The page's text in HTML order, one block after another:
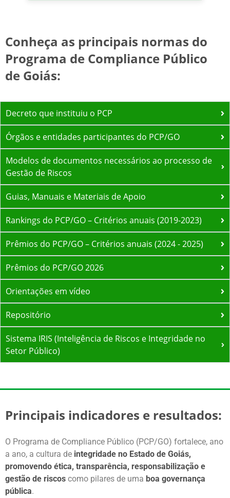
Ranking do PCP/GO (Portaria nº
93/2019)
Gestão de Riscos:
Ética:
Código de Ética
(Decreto nº 9.423/19)
consulta
pública
capacitação de servidores
Responsabilização:
Decreto
nº 9.572/2019
Transparência:
Prêmio
Goiás + Transparente
Sistema de Avaliação do Índice de
Transparência (SISLAI)
Ouvidoria:
Sistema de Gestão de Ouvidoria
Eletrônica - SGOe
56 mil cidadãos atendidos
Conheça as principais normas do
Programa de Compliance Público
de Goiás:
Decreto que instituiu o PCP
Órgãos e entidades participantes do PCP/GO
Modelos de documentos necessários ao processo de
Gestão de Riscos
Guias, Manuais e Materiais de Apoio
Rankings do PCP/GO – Critérios anuais (2019-2023)
Prêmios do PCP/GO – Critérios anuais (2024 - 2025)
Prêmios do PCP/GO 2026
Orientações em vídeo
Repositório
Sistema IRIS (Inteligência de Riscos e Integridade no
Setor Público)
Principais indicadores e resultados:
O Programa de Compliance Público (PCP/GO) fortalece, ano
a ano, a cultura de integridade no Estado de Goiás,
promovendo ética, transparência, responsabilização e
gestão de riscos como pilares de uma boa governança
pública.